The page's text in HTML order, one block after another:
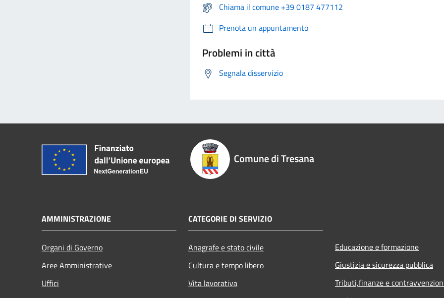
Chiama il comune +39 0187 477112
Prenota un appuntamento
Problemi in città
Segnala disservizio
Comune di Tresana
AMMINISTRAZIONE
Organi di Governo
Aree Amministrative
Uffici
CATEGORIE DI SERVIZIO
Anagrafe e stato civile
Cultura e tempo libero
Vita lavorativa
Educazione e formazione
Giustizia e sicurezza pubblica
Tributi,finanze e